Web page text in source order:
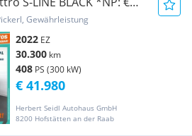
Gewährleistung
2022 EZ
30.300 km
408 PS (300 kW)
Herbert Seidl Autohaus GmbH
8200 Hofstätten an der Raab
€ 41.980